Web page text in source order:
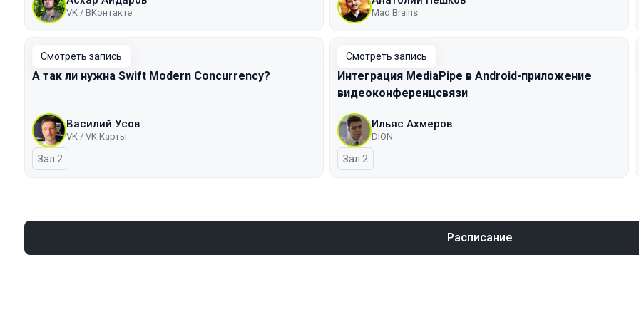
VK / ВКонтакте Mad Brains
Смотреть запись
А так ли нужна Swift Modern Concurrency?
Василий Усов
VK / VK Карты
Зал 2
Смотреть запись
Интеграция MediaPipe в Android-приложение
видеоконференцсвязи
Ильяс Ахмеров
DION
Зал 2
Расписание